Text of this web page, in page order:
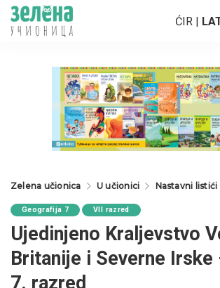
ĆIR |
Zelena učionica U učionici Nastavni listići
Geografija 7 VII razred
Ujedinjeno Kraljevstvo
Britanije i Severne
7. razred